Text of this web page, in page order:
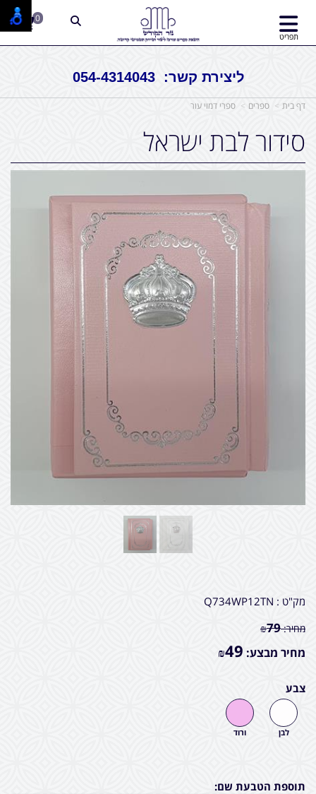
ליצירת קשר: 054-4314043
תפריט
0
דף בית ספרים ספרי דמוי עור
סידור לבת ישראל
מק"ט : Q734WP12TN
מחיר: ₪79
מחיר מבצע: ₪49
צבע
לבן ורוד
תוספת הטבעת שם: